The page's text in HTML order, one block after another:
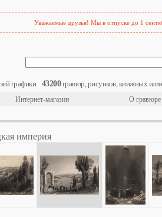
Уважаемые друзья! Мы в отпуске до 1
графики. 43200гравюр, рисунков, книжных
Интернет-магазин О гравюре
империя